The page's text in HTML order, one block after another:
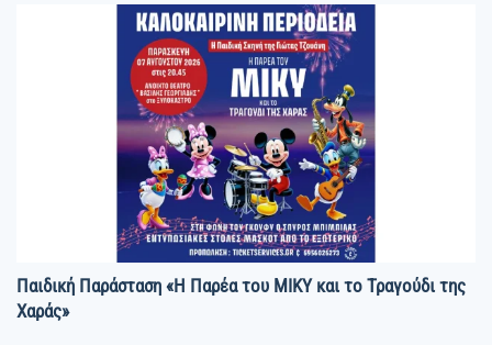
Παιδική Παράσταση «Η Παρέα του ΜΙΚΥ και το Τραγούδι της
Χαράς»